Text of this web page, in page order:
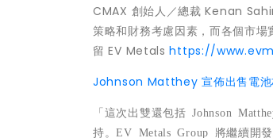
CMAX 創始人／總裁Kenan
策略和財務考慮因素，而各個市
留 EV Metalshttps://
Johnson Matthey 宣佈出售電
「這次出雙還包括 Johnson
持。EV Metals Group 將繼續開發